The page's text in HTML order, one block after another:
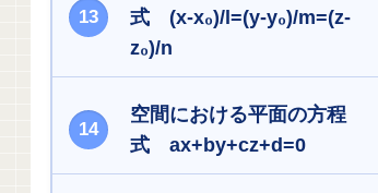
式 (x-x₀)/l=(y-y₀)/m=(z-
z₀)/n
空間における平面の方程
式 ax+by+cz+d=0